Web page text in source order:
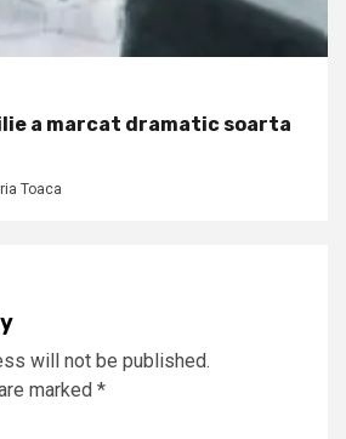
a marcat dramatic soarta
Toaca
will not be published.
marked *